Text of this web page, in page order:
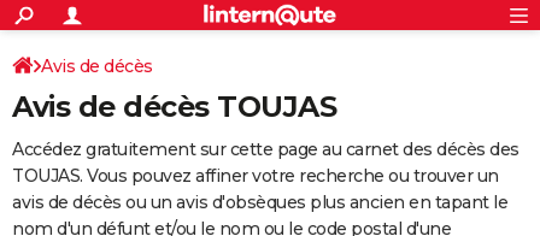
ACTUALITÉS
Politique
Société
Faits Divers
Education
Monde
Villes
+
SPORT
Coupe du monde 2026
Football
Tennis
Cyclisme
Rugby
Forum
Programme TV
TNT
Streaming
Cinéma
Sorties cinéma
Musique
+
FINANCE
Retraite
Epargne
Immobilier
Risques naturels par ville
Banque
Assurance
AUTO
Avis de décès
Avis de décès TOUJAS
Accédez gratuitement sur cette page au carnet des décès des
TOUJAS. Vous pouvez affiner votre recherche ou trouver un
avis de décès ou un avis d'obsèques plus ancien en tapant le
nom d'un défunt et/ou le nom ou le code postal d'une